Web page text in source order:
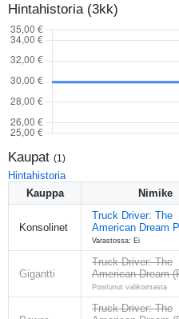
Hintahistoria (3kk)
Kaupat (1 )
Hintahistoria
Kauppa
Nimike
Konsolinet
Truck Driver: The
American Dream
Varastossa: Ei
Gigantti
Truck Driver: The
American Dream
Poistunut valikoimasta
Truck Driver: The